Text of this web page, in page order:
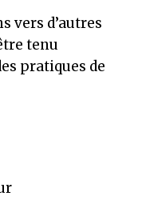
vers d’autres
tenu
pratiques de